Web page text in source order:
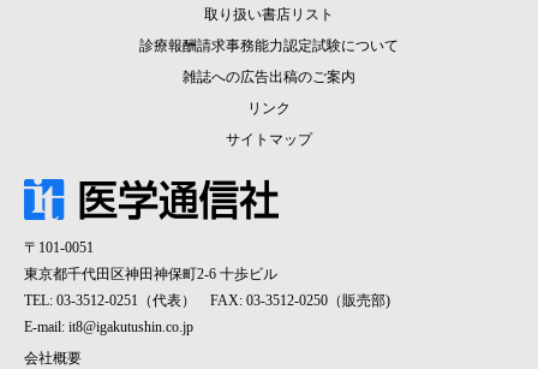
取り扱い書店リスト
診療報酬請求事務能力認定試験について
雑誌への広告出稿のご案内
リンク
サイトマップ
〒101-0051
東京都千代田区神田神保町2-6 十歩ビル
TEL: 03-3512-0251（代表） FAX: 03-3512-0250（販売部)
E-mail: it8@igakutushin.co.jp
会社概要